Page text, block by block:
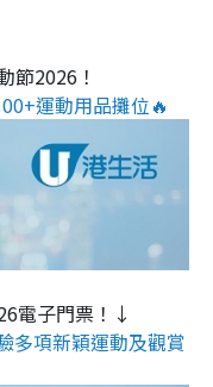
節2026！
運動用品攤位🔥
電子門票！↓
多項新穎運動及觀賞